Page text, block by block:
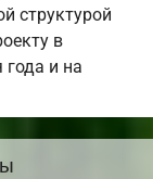
структурой
в
и на